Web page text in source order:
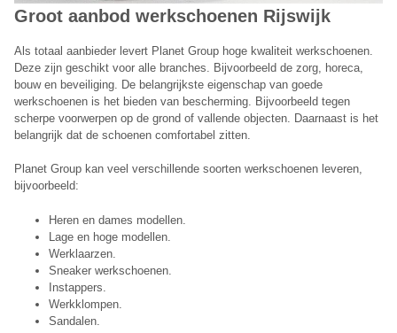
Groot aanbod werkschoenen Rijswijk
Als totaal aanbieder levert Planet Group hoge kwaliteit werkschoenen.
Deze zijn geschikt voor alle branches. Bijvoorbeeld de zorg, horeca,
bouw en beveiliging. De belangrijkste eigenschap van goede
werkschoenen is het bieden van bescherming. Bijvoorbeeld tegen
scherpe voorwerpen op de grond of vallende objecten. Daarnaast is het
belangrijk dat de schoenen comfortabel zitten.
Planet Group kan veel verschillende soorten werkschoenen leveren,
bijvoorbeeld:
Heren en dames modellen.
Lage en hoge modellen.
Werklaarzen.
Sneaker werkschoenen.
Instappers.
Werkklompen.
Sandalen.